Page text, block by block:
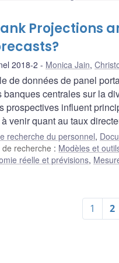
Projections
2018-2 Monica Jain,
de données de panel
centrales sur la
prospectives influent
venir quant au taux
recherche du personnel,
recherche : Modèles et
réelle et prévisions,
1 2